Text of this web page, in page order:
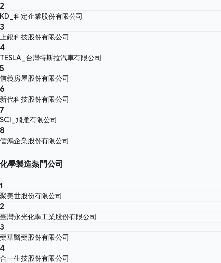
2
KD_科定企業股份有限公司
3
上銀科技股份有限公司
4
TESLA_台灣特斯拉汽車有限公司
5
信義房屋股份有限公司
6
新代科技股份有限公司
7
SCI_飛雁有限公司
8
儒鴻企業股份有限公司
化學製造熱門公司
1
聚美世股份有限公司
2
臺灣永光化學工業股份有限公司
3
藥華醫藥股份有限公司
4
合一生技股份有限公司